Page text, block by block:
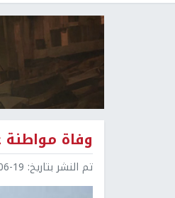
وفاة
تم النشر بتاريخ: 20:05